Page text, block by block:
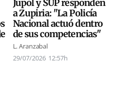
Jupol y SUP responden
a Zupiria: "La Policía
Nacional actuó dentro
de sus competencias"
L. Aranzabal
29/07/2026 12:57h